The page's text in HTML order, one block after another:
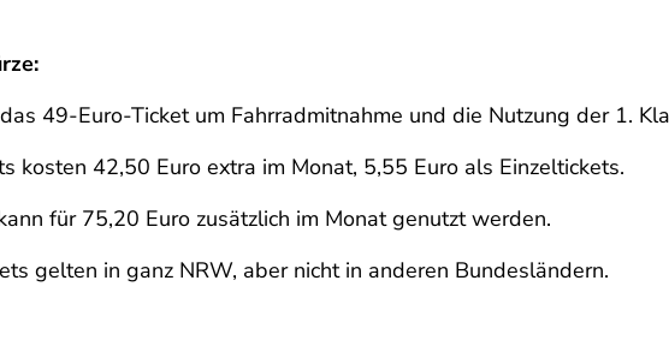
49-Euro-Ticket um Fahrradmitnahme und die Nutzung der 1.
kosten 42,50 Euro extra im Monat, 5,55 Euro als Einzeltickets.
für 75,20 Euro zusätzlich im Monat genutzt werden.
gelten in ganz NRW, aber nicht in anderen Bundesländern.